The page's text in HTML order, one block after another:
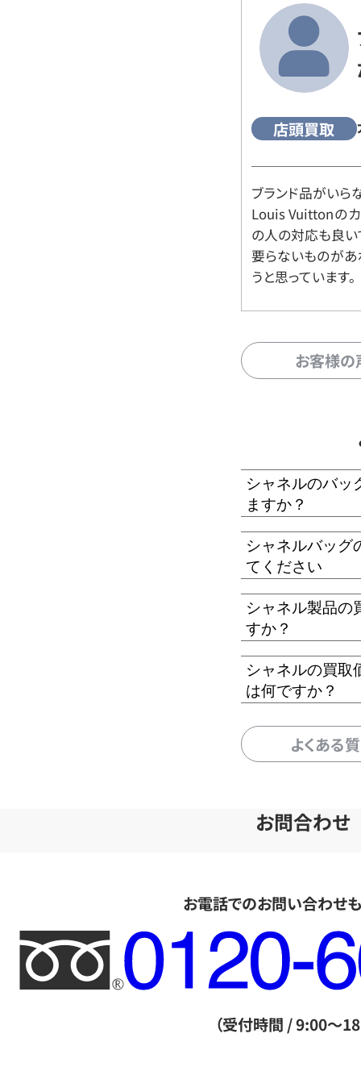
店頭買取
ブランド品がいら
Louis Vuittonの
の人の対応も良い
要らないものがあ
うと思っています。
お客様
シャネルのバッ
ますか？
シャネルバッグ
てください
シャネル製品の
すか？
シャネルの買取
は何ですか？
よくある
お問合わせ
お電話でのお問い合わせ
フ
リ
ー
（受付時間 / 9:00～